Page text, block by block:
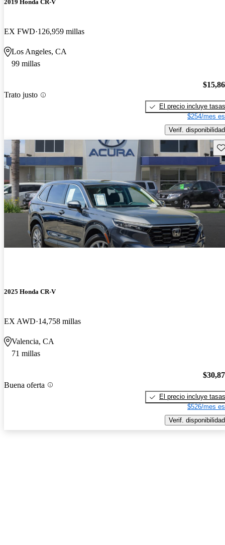
2019 Honda CR-V
EX FWD 126,959 millas
Los Angeles, CA
99 millas
Trato justo
El precio incluye tasas
$254/mes
Verif. disponibilidad
2025 Honda CR-V
EX AWD 14,758 millas
Valencia, CA
71 millas
Buena oferta
El precio incluye tasas
$526/mes
Verif. disponibilidad